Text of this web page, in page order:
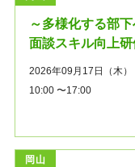
～多様化する部
面談スキル向上
2026年09月17日（木）
10:00 〜17:00
岡山